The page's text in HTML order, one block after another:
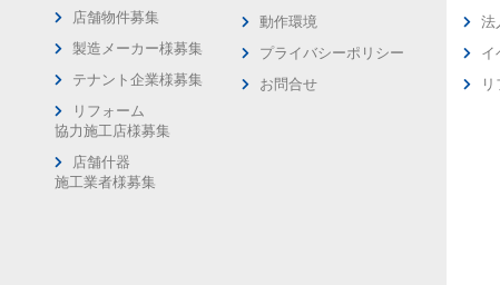
店舗物件募集
製造メーカー様募集
テナント企業様募集
リフォーム
協力施工店様募集
店舗什器
施工業者様募集
動作環境
プライバシーポリシー
お問合せ
法
イ